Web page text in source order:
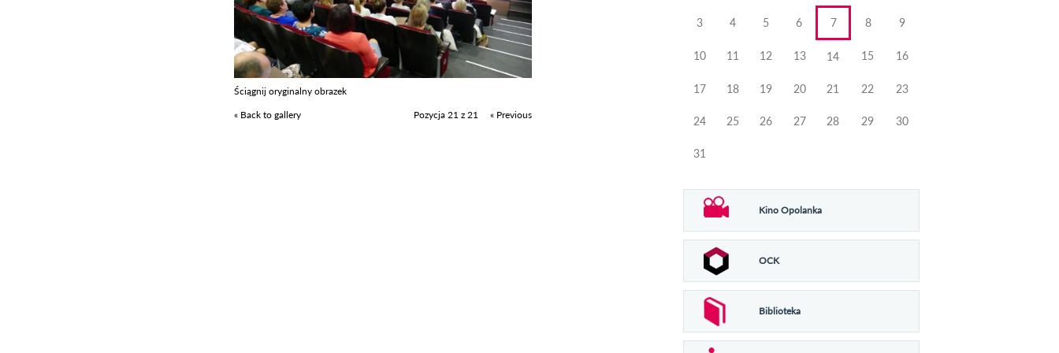
Ściągnij oryginalny obrazek
« Back to gallery
Pozycja 21 z 21 « Previous
3 4 5 6 7 8 9
10 11 12 13 14 15 16
17 18 19 20 21 22 23
24 25 26 27 28 29 30
31
Kino Opolanka
OCK
Biblioteka